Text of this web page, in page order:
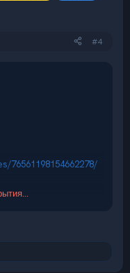
#4
76561198154662278/
CS:GO